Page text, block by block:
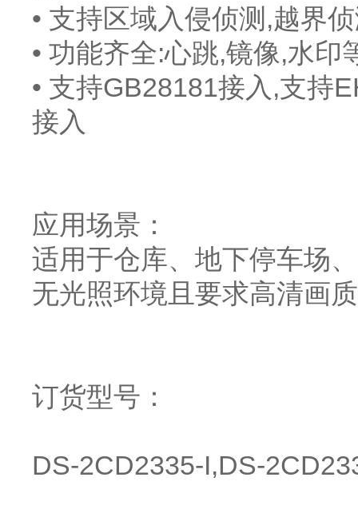
• 支持区域入侵侦测,越界
• 功能齐全:心跳,镜像,水印
• 支持GB28181接入,支持
接入
应用场景：
适用于仓库、地下停车场
无光照环境且要求高清画
订货型号：
DS-2CD2335-I,DS-